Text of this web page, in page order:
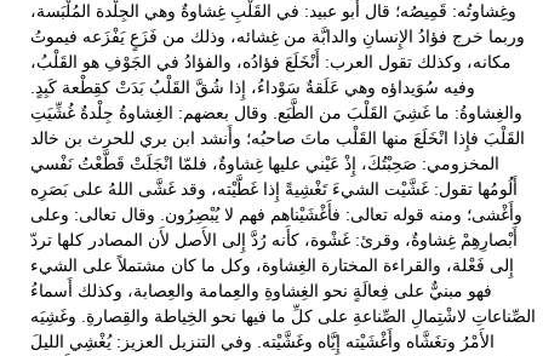
وغِشاوتُه: قَمِيصُه؛ قال أَبو عبيد: في القَلْبِ غِشاوةٌ وهي الجِلْدة المُلْبَسة،
وربما خرج فؤادُ الإِنسانِ والدابَّة من غِشائه، وذلك من فَزَعٍ يَفْزَعه فيموتُ
مكانه، وكذلك تقول العرب: أَنْخَلَعَ فؤادُه، والفؤادُ في الجَوْفِ هو القَلْبُ،
وفيه سُوَيداؤه وهي عَلَقةٌ سَوْداءُ، إِذا شُقَّ القَلْبُ بَدَتْ كقِطْعة كَبِدٍ.
والغِشاوةُ: ما غَشِيَ القَلْبَ من الطَّبَع. وقال بعضهم: الغِشاوةُ جِلْدةٌ غُشِّيَتِ
القَلْبَ فإِذا انْخَلَعَ منها القَلْب ماتَ صاحبُه؛ وأَنشد ابن بري للحرث بن خالد
المخزومي: صَحِبْتُكَ، إِذْ عَيْني عليها غِشاوةٌ، فلمّا انْجَلَتْ قَطَّعْتُ نَفْسي
أَلُومُها تقول: غَشَّيْت الشيءَ تَغْشِيةً إِذا غَطَّيْته، وقد غَشَّى اللهُ على بَصَرِه
وأَغْشى؛ ومنه قوله تعالى: فأَغْشَيْناهم فهم لا يُبْصِرُون. وقال تعالى: وعلى
أَبْصارِهِمْ غِشاوةٌ، وقرئ: غَشْوة، كأَنه رُدَّ إِلى الأَصل لأَن المصادر كلها تردّ
إِلى فَعْلة، والقراءة المختارة الغِشاوة، وكل ما كان مشتملاً على الشيء
فهو مبنيٌّ على فِعالَةٍ نحو الغِشاوةِ والعِمامة والعِصابة، وكذلك أَسماءُ
الصِّناعاتِ لاشْتِمالِ الصِّناعةِ على كلِّ ما فيها نحو الخِياطة والقِصارةِ. وغَشِيَه
الأَمْرُ وتغَشَّاه وأَغْشَيْته إِيَّاه وغَشَّيْته. وفي التنزيل العزيز: يُغْشِي الليلَ